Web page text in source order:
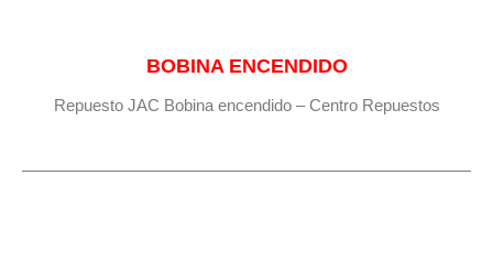
BOBINA ENCENDIDO
Repuesto JAC Bobina encendido – Centro Repuestos